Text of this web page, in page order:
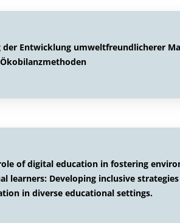
Entwicklung umweltfreundlicherer
of digital education in fostering
learners: Developing inclusive
in diverse educational settings.